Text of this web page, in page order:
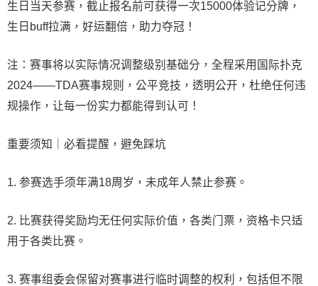
生日当天参赛，截止报名前可获得一次15000体验记分牌，
生日buff拉满，好运翻倍，助力夺冠！
注：赛事将以实际情况调整级别基础分，全程采用国际扑克
2024——TDA赛事规则，公平竞技，透明公开，杜绝任何违
规操作，让每一份实力都能得到认可！
重要须知｜必看提醒，避免踩坑
1. 参赛选手须年满18周岁，未成年人禁止参赛。
2. 比赛获得奖励均无任何实际价值，各类门票，资格卡只适
用于各类比赛。
3. 赛事组委会保留对赛事进行临时调整的权利，包括但不限